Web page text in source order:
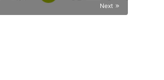
Next